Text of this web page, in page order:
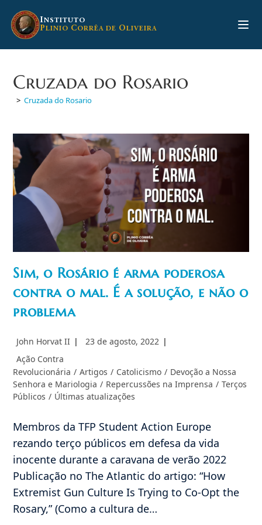
para
INSTITUTO
PLINIO CORRÊA DE OLIVEIRA
Cruzada do Rosario
> Cruzada do Rosario
Sim, o Rosário é arma poderosa
contra o mal. É a solução, e não o
problema
Autor
post:
John Horvat II
Post
23 de agosto, 2022
Categoria
do
post:
Ação Contra
Revolucionária / Artigos / Catolicismo / Devoção a Nossa
Senhora e Mariologia / Repercussões na Imprensa / Terços
Públicos / Últimas atualizações
Membros da TFP Student Action Europe
rezando terço públicos em defesa da vida
inocente durante a caravana de verão 2022
Publicação no The Atlantic do artigo: “How
Extremist Gun Culture Is Trying to Co-Opt the
Rosary,” (Como a cultura de…